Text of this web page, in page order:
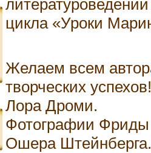
цикла «Уроки
Желаем всем
творческих
Лора Дроми.
Фотографии
Ошера Штейнберга.